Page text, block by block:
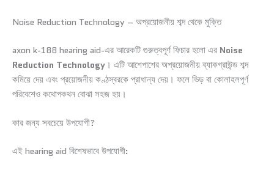
Noise Reduction Technology – অপ্রয়োজনীয় শব্দ থেকে মুক্তি
axon k-188 hearing aid-এর আরেকটি গুরুত্বপূর্ণ ফিচার হলো এর Noise
Reduction Technology । এটি আশেপাশের অপ্রয়োজনীয় ব্যাকগ্রাউন্ড শব্দ
কমিয়ে দেয় এবং প্রয়োজনীয় কণ্ঠস্বরকে প্রাধান্য দেয়। ফলে ভিড় বা কোলাহলপূর্ণ
পরিবেশেও কথোপকথন বোঝা সহজ হয়।
কার জন্য সবচেয়ে উপযোগী?
এই hearing aid বিশেষভাবে উপযোগী: